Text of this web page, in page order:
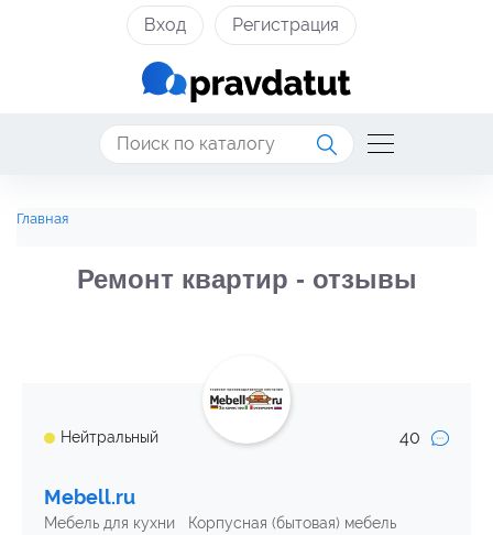
Вход Регистрация
Главная
Ремонт квартир - отзывы
Нейтральный 40
Mebell.ru
Мебель для кухни Корпусная (бытовая) мебель